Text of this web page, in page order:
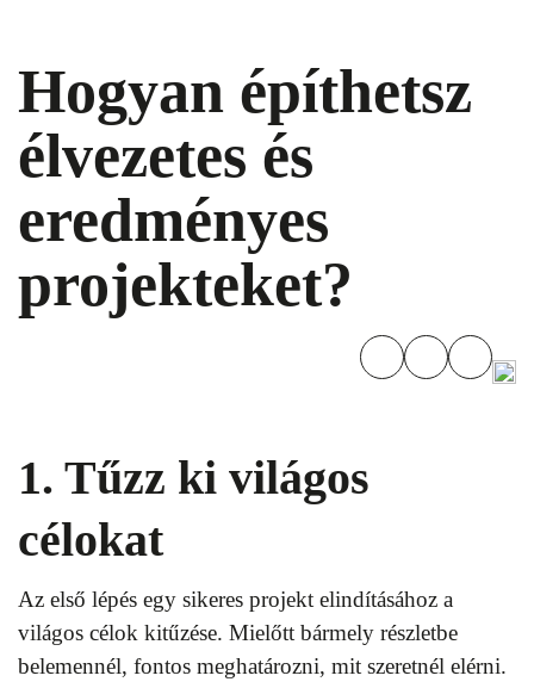
Hogyan építhetsz
élvezetes és
eredményes
projekteket?
1. Tűzz ki világos
célokat
Az első lépés egy sikeres projekt elindításához a
világos célok kitűzése. Mielőtt bármely részletbe
belemennél, fontos meghatározni, mit szeretnél elérni.